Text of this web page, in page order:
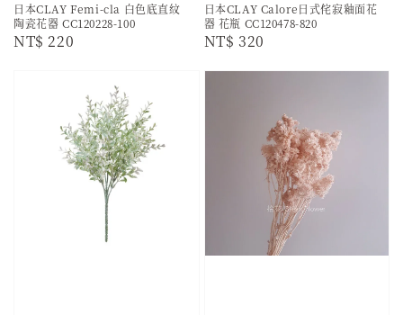
日本CLAY Femi-cla 白色底直紋
陶瓷花器 CC120228-100
Regular
NT$ 220
日本CLAY Calore日式侘寂釉面花
器 花瓶 CC120478-820
Regular
NT$ 320